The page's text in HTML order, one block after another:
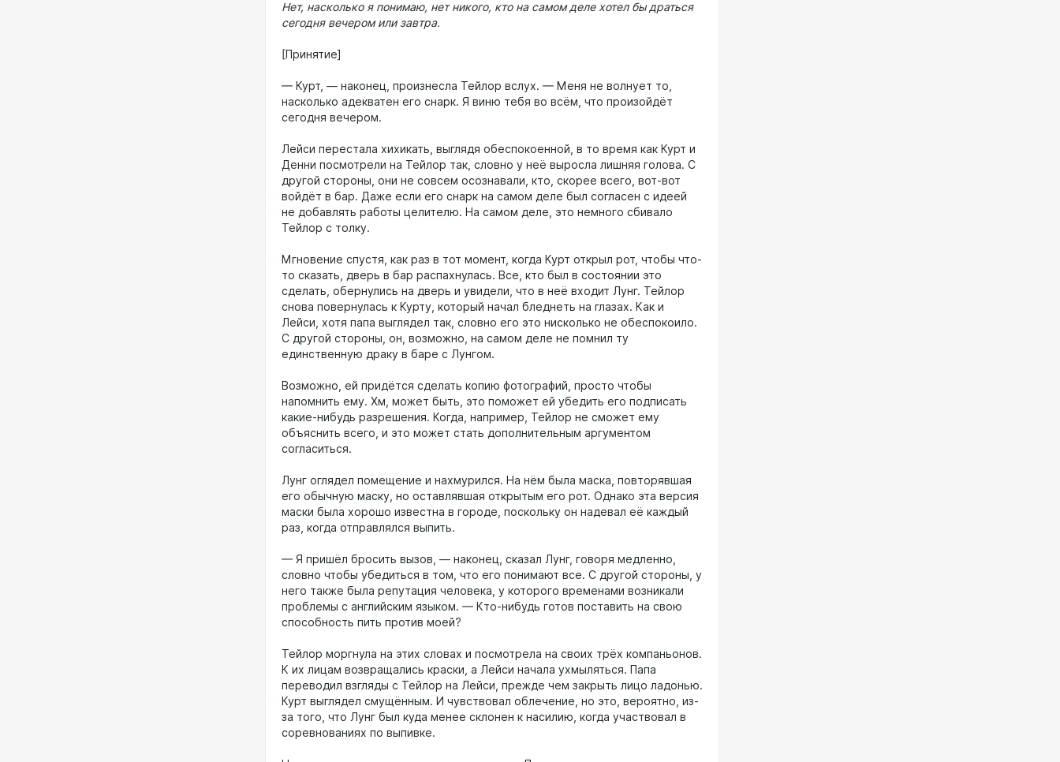
Нет, насколько я понимаю, нет никого, кто на самом деле хотел бы драться
сегодня вечером или завтра.
[Принятие]
— Курт, — наконец, произнесла Тейлор вслух. — Меня не волнует то,
насколько адекватен его снарк. Я виню тебя во всём, что произойдёт
сегодня вечером.
Лейси перестала хихикать, выглядя обеспокоенной, в то время как Курт и
Денни посмотрели на Тейлор так, словно у неё выросла лишняя голова. С
другой стороны, они не совсем осознавали, кто, скорее всего, вот-вот
войдёт в бар. Даже если его снарк на самом деле был согласен с идеей
не добавлять работы целителю. На самом деле, это немного сбивало
Тейлор с толку.
Мгновение спустя, как раз в тот момент, когда Курт открыл рот, чтобы что-
то сказать, дверь в бар распахнулась. Все, кто был в состоянии это
сделать, обернулись на дверь и увидели, что в неё входит Лунг. Тейлор
снова повернулась к Курту, который начал бледнеть на глазах. Как и
Лейси, хотя папа выглядел так, словно его это нисколько не обеспокоило.
С другой стороны, он, возможно, на самом деле не помнил ту
единственную драку в баре с Лунгом.
Возможно, ей придётся сделать копию фотографий, просто чтобы
напомнить ему. Хм, может быть, это поможет ей убедить его подписать
какие-нибудь разрешения. Когда, например, Тейлор не сможет ему
объяснить всего, и это может стать дополнительным аргументом
согласиться.
Лунг оглядел помещение и нахмурился. На нём была маска, повторявшая
его обычную маску, но оставлявшая открытым его рот. Однако эта версия
маски была хорошо известна в городе, поскольку он надевал её каждый
раз, когда отправлялся выпить.
— Я пришёл бросить вызов, — наконец, сказал Лунг, говоря медленно,
словно чтобы убедиться в том, что его понимают все. С другой стороны, у
него также была репутация человека, у которого временами возникали
проблемы с английским языком. — Кто-нибудь готов поставить на свою
способность пить против моей?
Тейлор моргнула на этих словах и посмотрела на своих трёх компаньонов.
К их лицам возвращались краски, а Лейси начала ухмыляться. Папа
переводил взгляды с Тейлор на Лейси, прежде чем закрыть лицо ладонью.
Курт выглядел смущённым. И чувствовал облечение, но это, вероятно, из-
за того, что Лунг был куда менее склонен к насилию, когда участвовал в
соревнованиях по выпивке.